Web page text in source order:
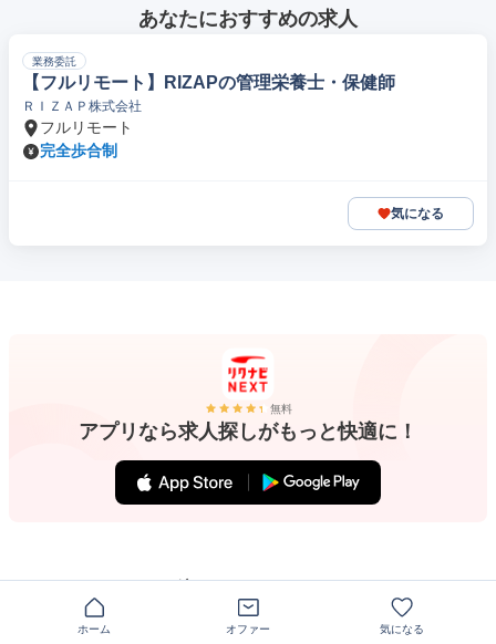
あなたにおすすめの求人
業務委託
【フルリモート】RIZAPの管理栄養士・保健師
ＲＩＺＡＰ株式会社
フルリモート
完全歩合制
気になる
無料
アプリなら求人探しがもっと快適に！
神奈川県 茅ヶ崎市 在宅勤務（リモートワーク）OK aws
ホーム オファー 気になる